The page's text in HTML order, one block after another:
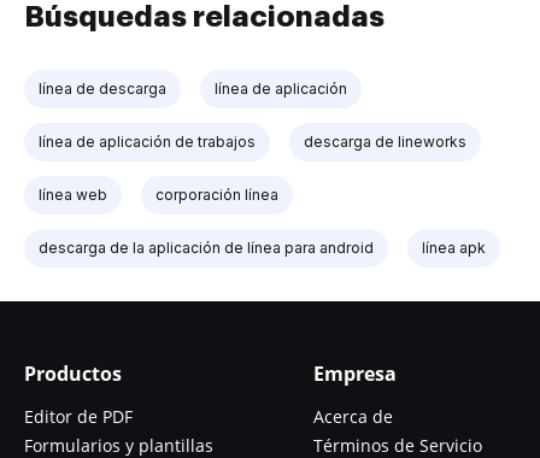
Búsquedas relacionadas
línea de descarga línea de aplicación
línea de aplicación de trabajos descarga de lineworks
línea web corporación línea
descarga de la aplicación de línea para android línea apk
Productos
Editor de PDF
Formularios y plantillas
Empresa
Acerca de
Términos de Servicio